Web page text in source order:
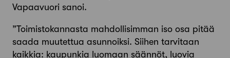
Vapaavuori sanoi.
”Toimistokannasta mahdollisimman iso osa pitää
saada muutettua asunnoiksi. Siihen tarvitaan
kaikkia: kaupunkia luomaan säännöt, luovia